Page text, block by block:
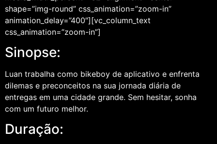
shape=”img-round” css_animation=”zoom-in”
animation_delay=”400″][vc_column_text
css_animation=”zoom-in”]
Sinopse:
Luan trabalha como bikeboy de aplicativo e enfrenta
dilemas e preconceitos na sua jornada diária de
entregas em uma cidade grande. Sem hesitar, sonha
com um futuro melhor.
Duração: